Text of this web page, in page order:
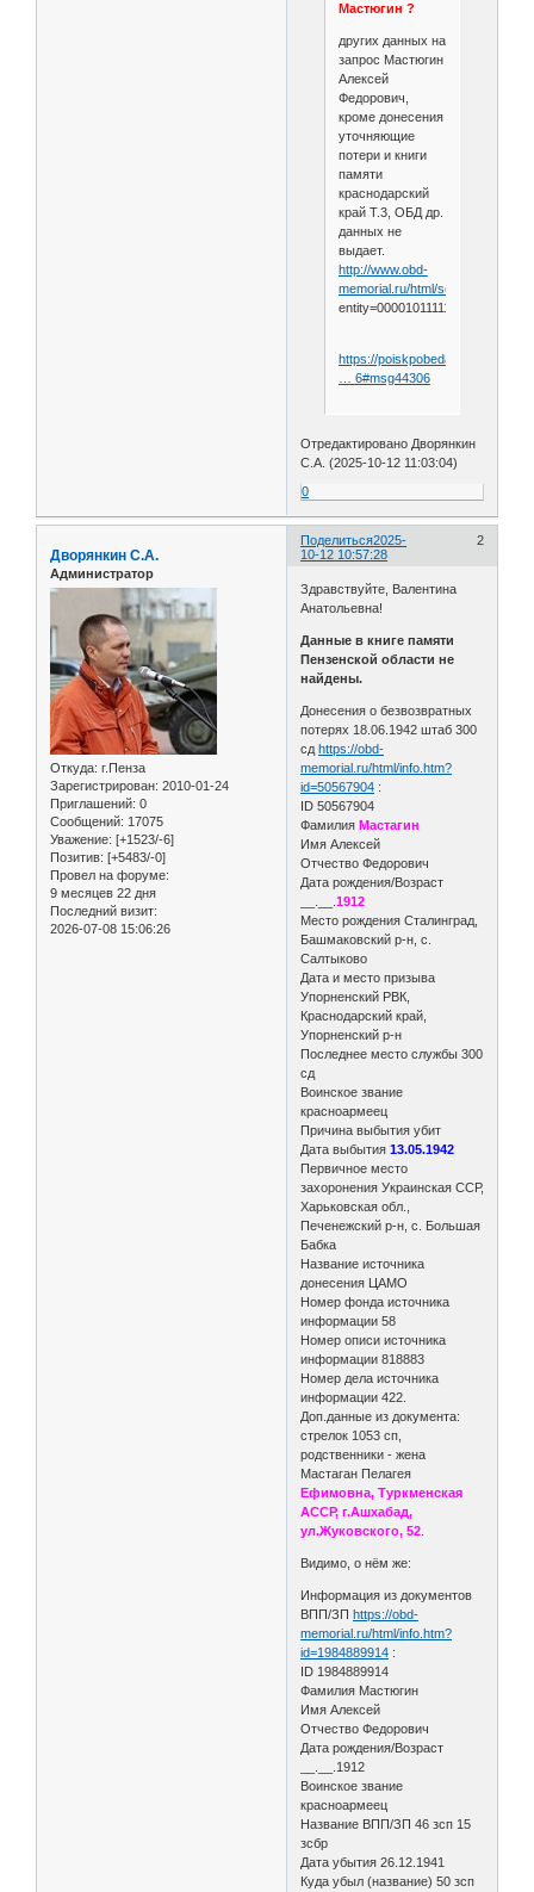
Мастюгин ?
других данных на
запрос Мастюгин
Алексей
Федорович,
кроме донесения
уточняющие
потери и книги
памяти
краснодарский
край Т.3, ОБД др.
данных не
выдает.
http://www.obd-
memorial.ru/html/search.htm?
https://poiskpobeda.ru/forum/
… 6#msg44306
Отредактировано Дворянкин
С.А. (2025-10-12 11:03:04)
0
Поделиться 2
2025-
10-12 10:57:28
Дворянкин С.А.
Администратор
Откуда: г.Пенза
Зарегистрирован: 2010-01-24
Приглашений: 0
Сообщений: 17075
Уважение: [+1523/-6]
Позитив: [+5483/-0]
Провел на форуме:
9 месяцев 22 дня
Последний визит:
2026-07-08 15:06:26
Здравствуйте, Валентина
Анатольевна!
Данные в книге памяти
Пензенской области не
найдены.
Донесения о безвозвратных
потерях 18.06.1942 штаб 300
сдhttps://obd-
memorial.ru/html/info.htm?
id=50567904 :
ID 50567904
ФамилияМастагин
Имя Алексей
Отчество Федорович
Дата рождения/Возраст
__.__.1912
Место рождения Сталинград,
Башмаковский р-н, с.
Салтыково
Дата и место призыва
Упорненский РВК,
Краснодарский край,
Упорненский р-н
Последнее место службы 300
сд
Воинское звание
красноармеец
Причина выбытия убит
Дата выбытия13.05.1942
Первичное место
захоронения Украинская ССР,
Харьковская обл.,
Печенежский р-н, с. Большая
Бабка
Название источника
донесения ЦАМО
Номер фонда источника
информации 58
Номер описи источника
информации 818883
Номер дела источника
информации 422.
Доп.данные из документа:
стрелок 1053 сп,
родственники - жена
Мастаган Пелагея
Ефимовна, Туркменская
АССР, г.Ашхабад,
ул.Жуковского, 52
Видимо, о нём же:
Информация из документов
ВПП/ЗПhttps://obd-
memorial.ru/html/info.htm?
id=1984889914 :
ID 1984889914
Фамилия Мастюгин
Имя Алексей
Отчество Федорович
Дата рождения/Возраст
__.__.1912
Воинское звание
красноармеец
Название ВПП/ЗП 46 зсп 15
зсбр
Дата убытия 26.12.1941
Куда убыл (название) 50 зсп